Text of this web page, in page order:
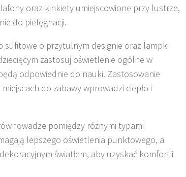
oraz kinkiety umiejscowione przy lustrze,
do pielęgnacji.
sufitowe o przytulnym designie oraz lampki
zastosuj oświetlenie ogólne w
odpowiednie do nauki. Zastosowanie
miejscach do zabawy wprowadzi ciepło i
pomiędzy różnymi typami
lepszego oświetlenia punktowego, a
światłem, aby uzyskać komfort i